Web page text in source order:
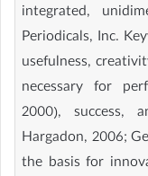
integrated,
Periodicals, Inc.
usefulness,
necessary for
2000), success,
Hargadon, 2006;
the basis for